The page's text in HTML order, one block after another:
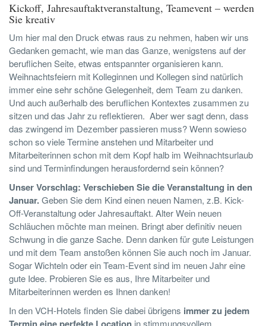
Kickoff, Jahresauftaktveranstaltung, Teamevent – werden
Sie kreativ
Um hier mal den Druck etwas raus zu nehmen, haben wir uns
Gedanken gemacht, wie man das Ganze, wenigstens auf der
beruflichen Seite, etwas entspannter organisieren kann.
Weihnachtsfeiern mit Kolleginnen und Kollegen sind natürlich
immer eine sehr schöne Gelegenheit, dem Team zu danken.
Und auch außerhalb des beruflichen Kontextes zusammen zu
sitzen und das Jahr zu reflektieren. Aber wer sagt denn, dass
das zwingend im Dezember passieren muss? Wenn sowieso
schon so viele Termine anstehen und Mitarbeiter und
Mitarbeiterinnen schon mit dem Kopf halb im Weihnachtsurlaub
sind und Terminfindungen herausfordernd sein können?
Unser Vorschlag: Verschieben Sie die Veranstaltung in den
Januar.Geben Sie dem Kind einen neuen Namen, z.B. Kick-
Off-Veranstaltung oder Jahresauftakt. Alter Wein neuen
Schläuchen möchte man meinen. Bringt aber definitiv neuen
Schwung in die ganze Sache. Denn danken für gute Leistungen
und mit dem Team anstoßen können Sie auch noch im Januar.
Sogar Wichteln oder ein Team-Event sind im neuen Jahr eine
gute Idee. Probieren Sie es aus, Ihre Mitarbeiter und
Mitarbeiterinnen werden es Ihnen danken!
In den VCH-Hotels finden Sie dabei übrigens immer zu jedem
in stimmungsvollem